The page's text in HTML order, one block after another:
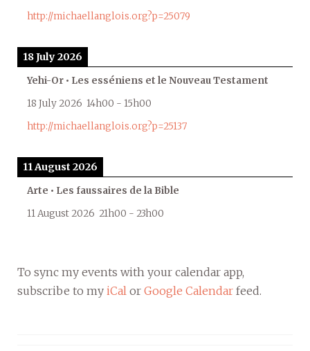
http://michaellanglois.org?p=25079
18 July 2026
Yehi-Or • Les esséniens et le Nouveau Testament
18 July 2026 14h00 - 15h00
http://michaellanglois.org?p=25137
11 August 2026
Arte • Les faussaires de la Bible
11 August 2026 21h00 - 23h00
To sync my events with your calendar app,
subscribe to my iCal or Google Calendar feed.